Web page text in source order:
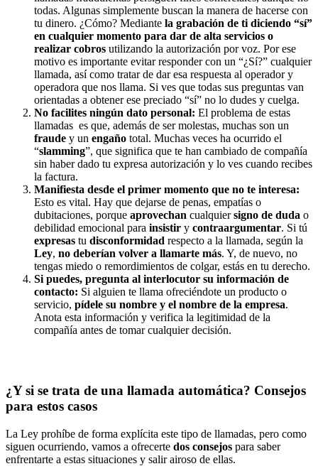
todas. Algunas simplemente buscan la manera de hacerse con
tu dinero. ¿Cómo? Mediante la grabación de ti diciendo “sí”
en cualquier momento para dar de alta servicios o
realizar cobros utilizando la autorización por voz. Por ese
motivo es importante evitar responder con un “¿Sí?” cualquier
llamada, así como tratar de dar esa respuesta al operador y
operadora que nos llama. Si ves que todas sus preguntas van
orientadas a obtener ese preciado “sí” no lo dudes y cuelga.
No facilites ningún dato personal: El problema de estas
llamadas es que, además de ser molestas, muchas son un
fraude y un engaño total. Muchas veces ha ocurrido el
“slamming”, que significa que te han cambiado de compañía
sin haber dado tu expresa autorización y lo ves cuando recibes
la factura.
Manifiesta desde el primer momento que no te interesa:
Esto es vital. Hay que dejarse de penas, empatías o
dubitaciones, porque aprovechan cualquiersigno de duda o
debilidad emocional para insistir y contraargumentar. Si tú
expresas tu disconformidad respecto a la llamada, según la
Ley, no deberían volver a llamarte más. Y, de nuevo, no
tengas miedo o remordimientos de colgar, estás en tu derecho.
Si puedes, pregunta al interlocutor su información de
contacto: Si alguien te llama ofreciéndote un producto o
servicio, pídele su nombre y el nombre de la empresa.
Anota esta información y verifica la legitimidad de la
compañía antes de tomar cualquier decisión.
¿Y si se trata de una llamada automática? Consejos
para estos casos
La Ley prohíbe de forma explícita este tipo de llamadas, pero como
siguen ocurriendo, vamos a ofrecerte dos consejos para saber
enfrentarte a estas situaciones y salir airoso de ellas.